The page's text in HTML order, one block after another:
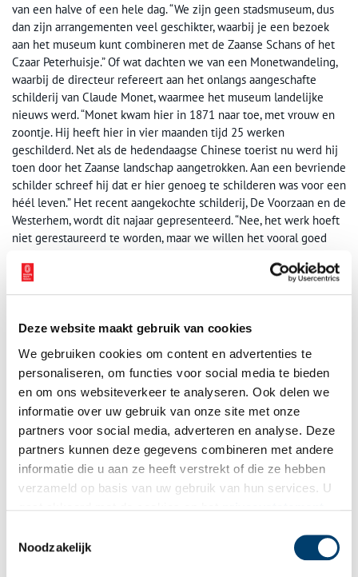
Deze website maakt gebruik van cookies
We gebruiken cookies om content en advertenties te
personaliseren, om functies voor social media te bieden
en om ons websiteverkeer te analyseren. Ook delen we
informatie over uw gebruik van onze site met onze
partners voor social media, adverteren en analyse. Deze
partners kunnen deze gegevens combineren met andere
informatie die u aan ze heeft verstrekt of die ze hebben
verzameld op basis van uw gebruik van hun services. U
Noodzakelijk
van een halve of een hele dag. “We zijn geen stadsmuseum, dus
dan zijn arrangementen veel geschikter, waarbij je een bezoek
aan het museum kunt combineren met de Zaanse Schans of het
Czaar Peterhuisje.” Of wat dachten we van een Monetwandeling,
waarbij de directeur refereert aan het onlangs aangeschafte
schilderij van Claude Monet, waarmee het museum landelijke
nieuws werd. “Monet kwam hier in 1871 naar toe, met vrouw en
zoontje. Hij heeft hier in vier maanden tijd 25 werken
geschilderd. Net als de hedendaagse Chinese toerist nu werd hij
toen door het Zaanse landschap aangetrokken. Aan een bevriende
schilder schreef hij dat er hier genoeg te schilderen was voor een
héél leven.” Het recent aangekochte schilderij, De Voorzaan en de
Westerhem, wordt dit najaar gepresenteerd. “Nee, het werk hoeft
niet gerestaureerd te worden, maar we willen het vooral goed
Zaanstreek en de overige werken die hij hier gemaakt heeft.”
Westerhem’ van Claude Monet.